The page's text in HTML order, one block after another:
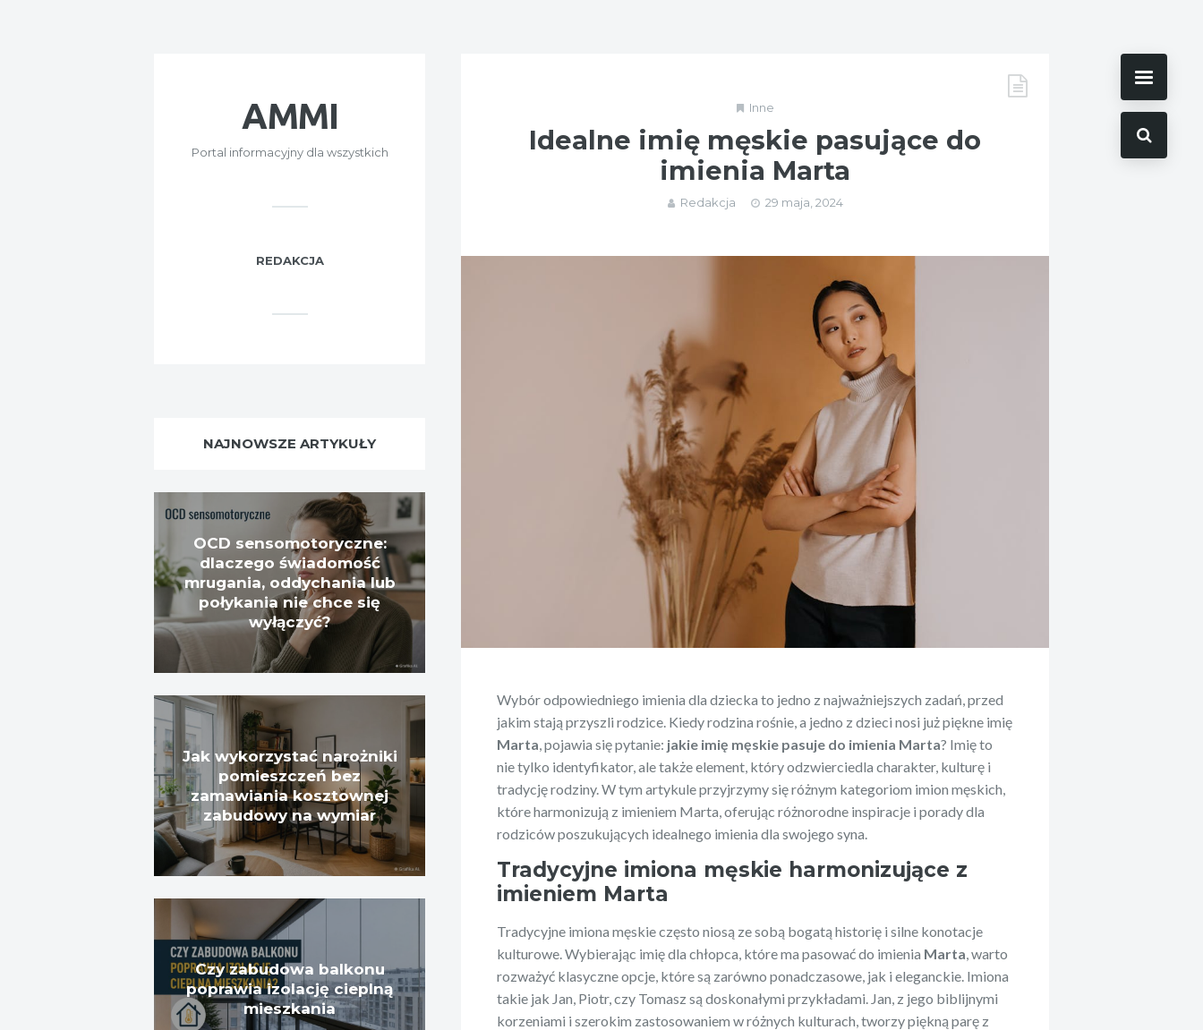
Inne
Idealne imię męskie pasujące do
imienia Marta
Redakcja 29 maja, 2024
Wybór odpowiedniego imienia dla dziecka to jedno z najważniejszych zadań, przed
jakim stają przyszli rodzice. Kiedy rodzina rośnie, a jedno z dzieci nosi już piękne imię
Marta, pojawia się pytanie: jakie imię męskie pasuje do imienia Marta? Imię to
nie tylko identyfikator, ale także element, który odzwierciedla charakter, kulturę i
tradycję rodziny. W tym artykule przyjrzymy się różnym kategoriom imion męskich,
które harmonizują z imieniem Marta, oferując różnorodne inspiracje i porady dla
rodziców poszukujących idealnego imienia dla swojego syna.
Tradycyjne imiona męskie harmonizujące z
imieniem Marta
Tradycyjne imiona męskie często niosą ze sobą bogatą historię i silne konotacje
kulturowe. Wybierając imię dla chłopca, które ma pasować do imienia Marta, warto
rozważyć klasyczne opcje, które są zarówno ponadczasowe, jak i eleganckie. Imiona
takie jak Jan, Piotr, czy Tomasz są doskonałymi przykładami. Jan, z jego biblijnymi
korzeniami i szerokim zastosowaniem w różnych kulturach, tworzy piękną parę z
AMMI
Portal informacyjny dla wszystkich
REDAKCJA
NAJNOWSZE ARTYKUŁY
OCD sensomotoryczne:
dlaczego świadomość
mrugania, oddychania lub
połykania nie chce się
wyłączyć?
Jak wykorzystać narożniki
pomieszczeń bez
zamawiania kosztownej
zabudowy na wymiar
Czy zabudowa balkonu
poprawia izolację cieplną
mieszkania